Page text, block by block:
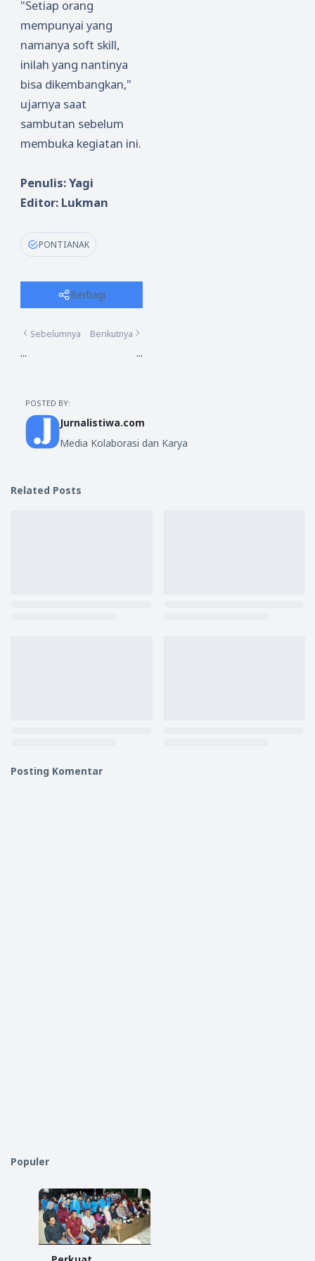
"Setiap orang
mempunyai yang
namanya soft skill,
inilah yang nantinya
bisa dikembangkan,"
ujarnya saat
sambutan sebelum
membuka kegiatan ini.
Penulis: Yagi
Editor: Lukman
PONTIANAK
Berbagi
Sebelumnya
...
Berikutnya
...
POSTED BY:
Jurnalistiwa.com
Media Kolaborasi dan Karya
Related Posts
Posting Komentar
Populer